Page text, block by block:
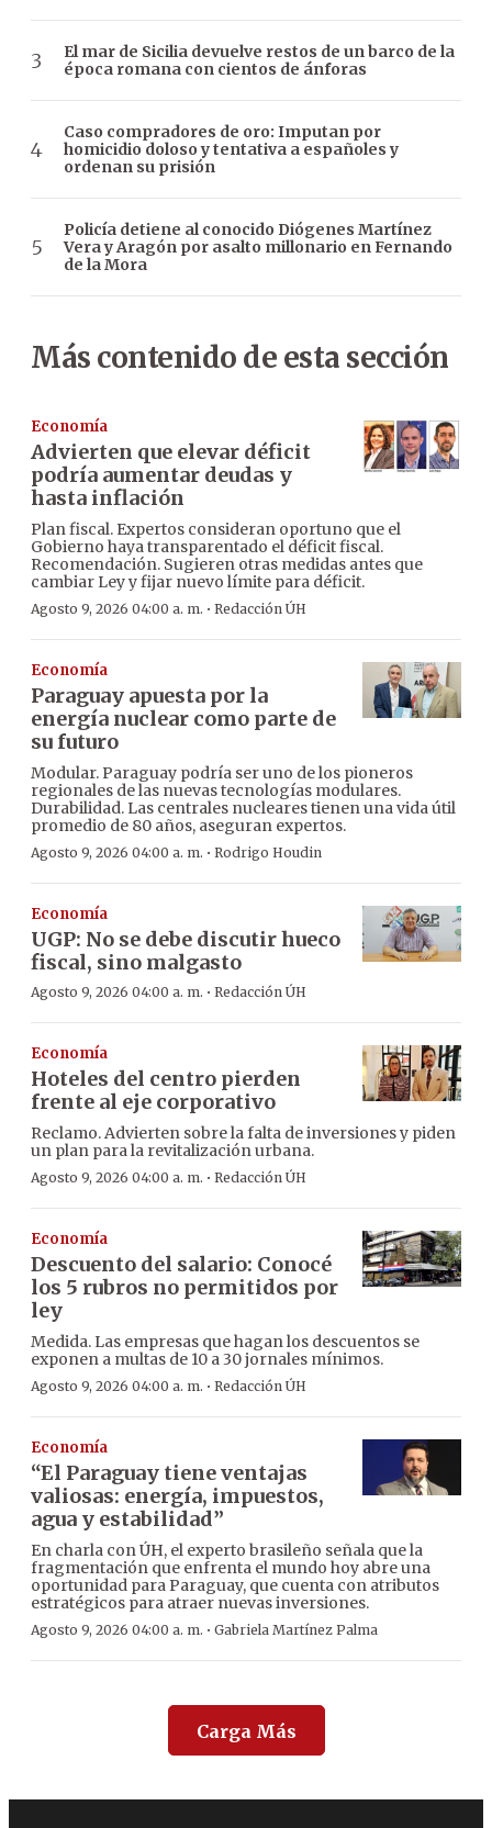
El mar de Sicilia devuelve restos de un barco de la
época romana con cientos de ánforas
Caso compradores de oro: Imputan por
homicidio doloso y tentativa a españoles y
ordenan su prisión
Policía detiene al conocido Diógenes Martínez
Vera y Aragón por asalto millonario en Fernando
de la Mora
Más contenido de esta sección
Economía
Advierten que elevar déficit
podría aumentar deudas y
hasta inflación
Plan fiscal. Expertos consideran oportuno que el
Gobierno haya transparentado el déficit fiscal.
Recomendación. Sugieren otras medidas antes que
cambiar Ley y fijar nuevo límite para déficit.
Agosto 9, 2026 04:00 a. m. · Redacción ÚH
Economía
Paraguay apuesta por la
energía nuclear como parte de
su futuro
Modular. Paraguay podría ser uno de los pioneros
regionales de las nuevas tecnologías modulares.
Durabilidad. Las centrales nucleares tienen una vida útil
promedio de 80 años, aseguran expertos.
Agosto 9, 2026 04:00 a. m. · Rodrigo Houdin
Economía
UGP: No se debe discutir hueco
fiscal, sino malgasto
Agosto 9, 2026 04:00 a. m. · Redacción ÚH
Economía
Hoteles del centro pierden
frente al eje corporativo
Reclamo. Advierten sobre la falta de inversiones y piden
un plan para la revitalización urbana.
Agosto 9, 2026 04:00 a. m. · Redacción ÚH
Economía
Descuento del salario: Conocé
los 5 rubros no permitidos por
ley
Medida. Las empresas que hagan los descuentos se
exponen a multas de 10 a 30 jornales mínimos.
Agosto 9, 2026 04:00 a. m. · Redacción ÚH
Economía
“El Paraguay tiene ventajas
valiosas: energía, impuestos,
agua y estabilidad”
En charla con ÚH, el experto brasileño señala que la
fragmentación que enfrenta el mundo hoy abre una
oportunidad para Paraguay, que cuenta con atributos
estratégicos para atraer nuevas inversiones.
Agosto 9, 2026 04:00 a. m. · Gabriela Martínez Palma
Carga Más